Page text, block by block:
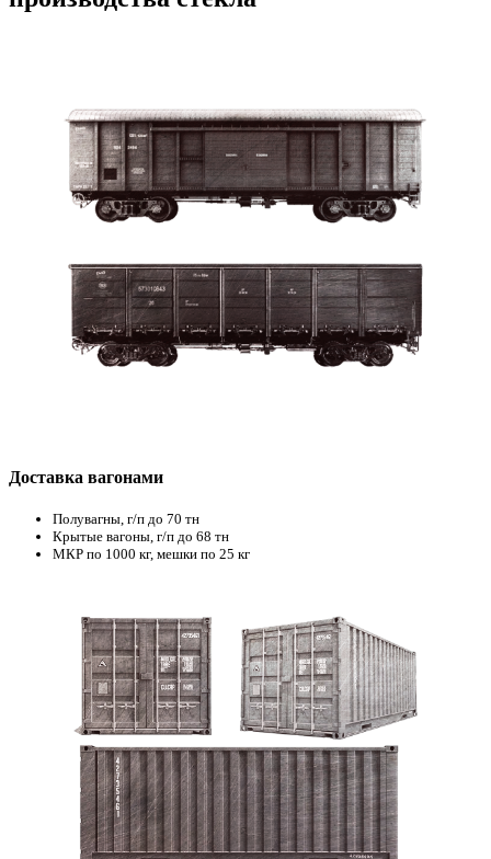
Доставка вагонами
Полувагны, г/п до 70 тн
Крытые вагоны, г/п до 68 тн
МКР по 1000 кг, мешки по 25 кг